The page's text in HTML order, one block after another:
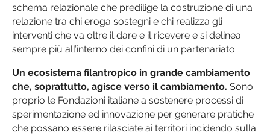
schema relazionale che predilige la costruzione di una
relazione tra chi eroga sostegni e chi realizza gli
interventi che va oltre il dare e il ricevere e si delinea
sempre più all’interno dei confini di un partenariato.
Un ecosistema filantropico in grande cambiamento
che, soprattutto, agisce verso il cambiamento. Sono
proprio le Fondazioni italiane a sostenere processi di
sperimentazione ed innovazione per generare pratiche
che possano essere rilasciate ai territori incidendo sulla